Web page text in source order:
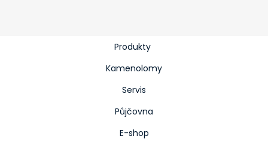
Produkty
Kamenolomy
Servis
Půjčovna
E-shop